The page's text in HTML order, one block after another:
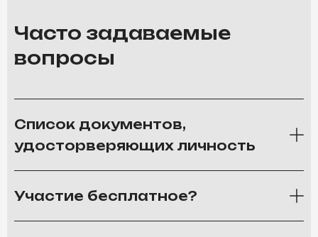
Часто задаваемые
вопросы
Список документов,
удосторверяющих личность
Участие бесплатное?